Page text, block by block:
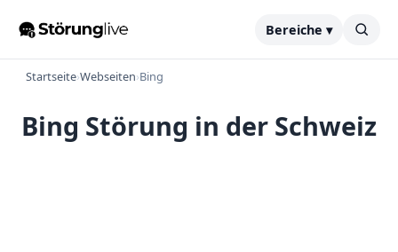
Bereiche ▾
Startseite›Webseiten›Bing
Bing Störung in der Schweiz